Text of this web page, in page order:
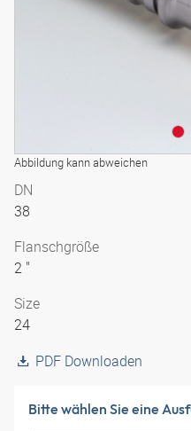
Abbildung kann abweichen
DN
38
Flanschgröße
2 "
Size
24
PDF Downloaden
Bitte wählen Sie eine